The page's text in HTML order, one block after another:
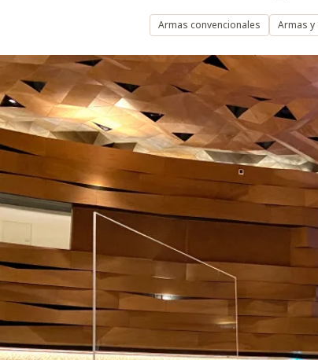
Armas convencionales Armas y